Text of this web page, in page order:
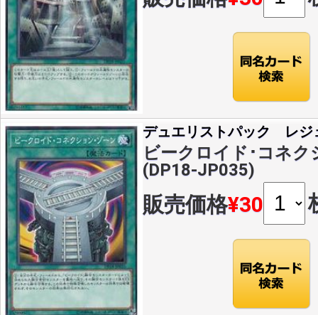
デュエリストパック レジ
ビークロイド･コネ
(DP18-JP035)
販売価格¥30